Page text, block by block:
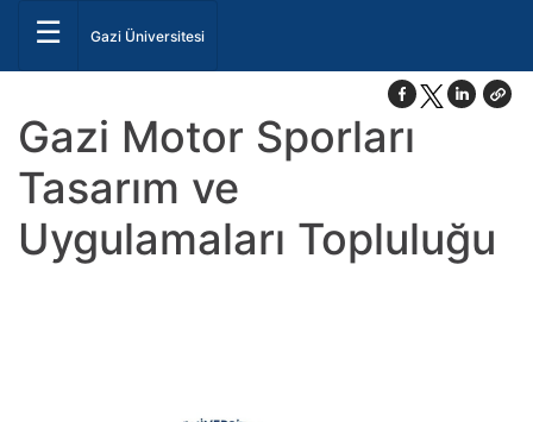
☰ Gazi Üniversitesi
Gazi Motor Sporları
Tasarım ve
Uygulamaları Topluluğu